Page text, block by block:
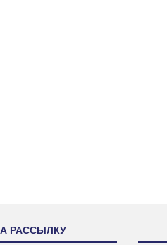
РАССЫЛКУ